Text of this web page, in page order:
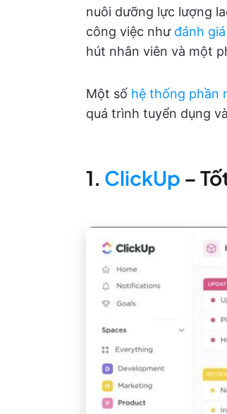
nuôi dưỡng lực lượng
công việc như đánh
hút nhân viên và một
Một số hệ thống phần
quá trình tuyển dụng
1. ClickUp –